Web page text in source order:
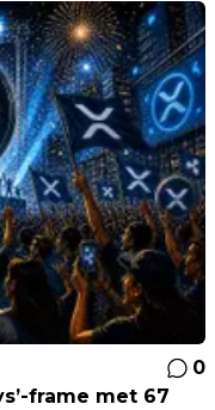
0
frame met 67